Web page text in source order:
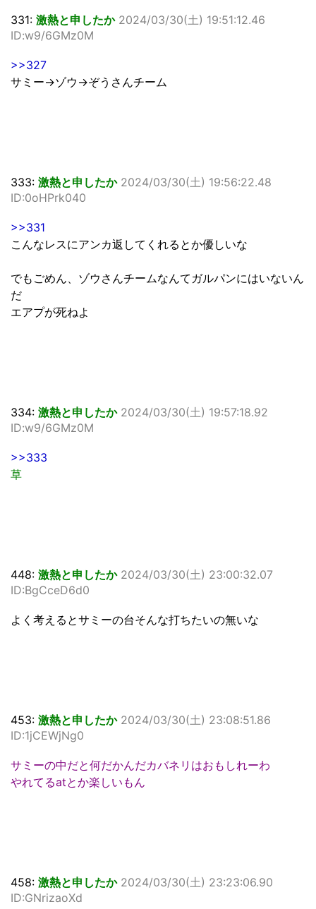
331: 激熱と申したか 2024/03/30(土) 19:51:12.46
ID:w9/6GMz0M
>>327
サミー→ゾウ→ぞうさんチーム
333: 激熱と申したか 2024/03/30(土) 19:56:22.48
ID:0oHPrk040
>>331
こんなレスにアンカ返してくれるとか優しいな
でもごめん、ゾウさんチームなんてガルパンにはいないん
だ
エアプが死ねよ
334: 激熱と申したか 2024/03/30(土) 19:57:18.92
ID:w9/6GMz0M
>>333
草
448: 激熱と申したか 2024/03/30(土) 23:00:32.07
ID:BgCceD6d0
よく考えるとサミーの台そんな打ちたいの無いな
453: 激熱と申したか 2024/03/30(土) 23:08:51.86
ID:1jCEWjNg0
サミーの中だと何だかんだカバネリはおもしれーわ
やれてるatとか楽しいもん
458: 激熱と申したか 2024/03/30(土) 23:23:06.90
ID:GNrizaoXd